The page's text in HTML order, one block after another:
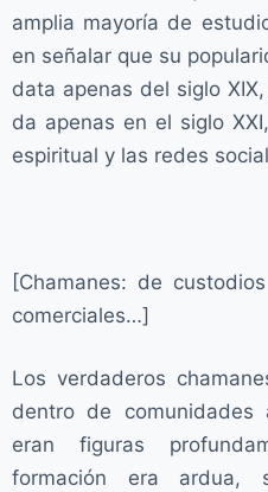
amplia mayoría de
en señalar que su
data apenas del siglo
da apenas en el siglo
espiritual y las redes
[Chamanes: de
comerciales…]
Los verdaderos
dentro de comunidades
eran figuras
formación era ardua,